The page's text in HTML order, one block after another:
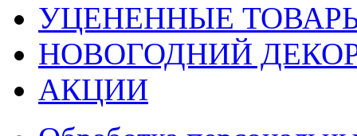
УЦЕНЕННЫЕ
НОВОГОДНИЙ
АКЦИИ